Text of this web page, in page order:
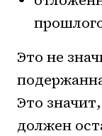
Это не
Это
должен